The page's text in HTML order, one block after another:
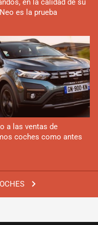
en la calidad de su
es la prueba
a las ventas de
coches como antes